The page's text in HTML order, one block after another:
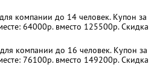
компании до 14 человек. Купон за
64000р. вместо 125500р. Скидка
компании до 16 человек. Купон за
76100р. вместо 149200р. Скидка